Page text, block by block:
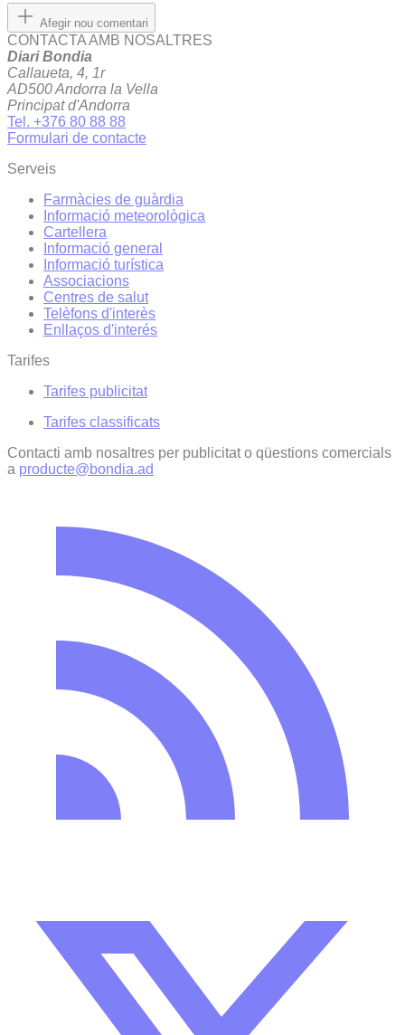
Afegir nou comentari
CONTACTA AMB NOSALTRES
Diari Bondia
Callaueta, 4, 1r
AD500 Andorra la Vella
Principat d'Andorra
Tel. +376 80 88 88
Formulari de contacte
Serveis
Farmàcies de guàrdia
Informació meteorològica
Cartellera
Informació general
Informació turística
Associacions
Centres de salut
Telèfons d'interès
Enllaços d'interés
Tarifes
Tarifes publicitat
Tarifes classificats
Contacti amb nosaltres per publicitat o qüestions comercials
a producte@bondia.ad